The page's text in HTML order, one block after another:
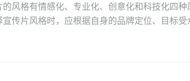
风格有情感化、专业化、创意化和科技化四种
宣传片风格时，应根据自身的品牌定位、目标